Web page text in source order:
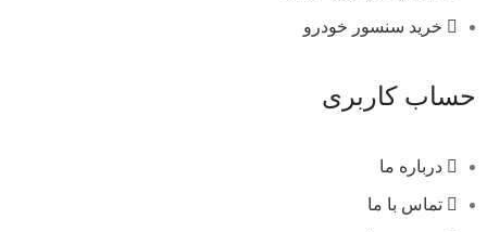
خرید سنسور خودرو
حساب کاربری
درباره ما
تماس با ما